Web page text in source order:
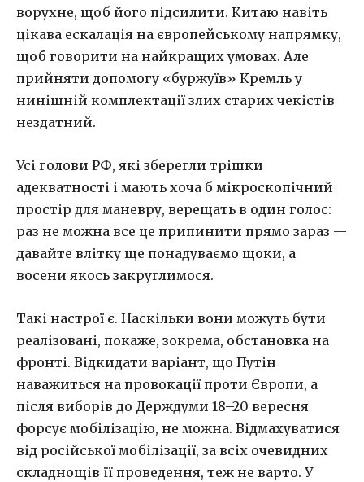
ворухне, щоб його підсилити. Китаю навіть
цікава ескалація на європейському напрямку,
щоб говорити на найкращих умовах. Але
прийняти допомогу «буржуїв» Кремль у
нинішній комплектації злих старих чекістів
нездатний.
Усі голови РФ, які зберегли трішки
адекватності і мають хоча б мікроскопічний
простір для маневру, верещать в один голос:
раз не можна все це припинити прямо зараз —
давайте влітку ще понадуваємо щоки, а
восени якось закруглимося.
Такі настрої є. Наскільки вони можуть бути
реалізовані, покаже, зокрема, обстановка на
фронті. Відкидати варіант, що Путін
наважиться на провокації проти Європи, а
після виборів до Держдуми 18–20 вересня
форсує мобілізацію, не можна. Відмахуватися
від російської мобілізації, за всіх очевидних
складнощів її проведення, теж не варто. У